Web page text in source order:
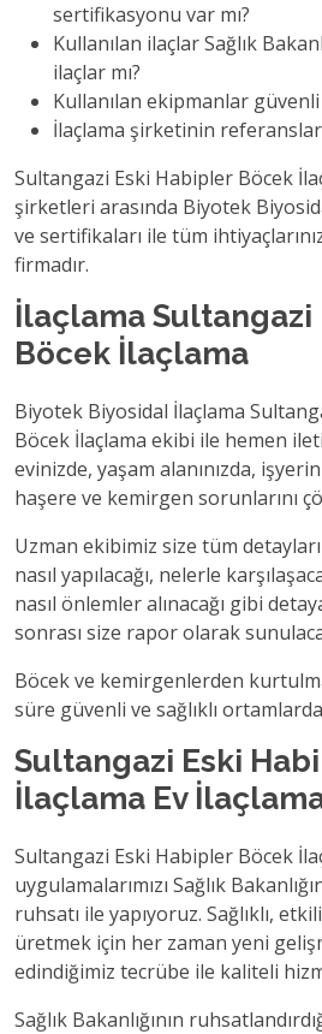
sertifikasyonu var mı?
Kullanılan ilaçlar Sağlık
ilaçlar mı?
Kullanılan ekipmanlar güvenli
İlaçlama şirketinin
Sultangazi Eski Habipler Böcek
şirketleri arasında Biyotek
ve sertifikaları ile tüm
firmadır.
İlaçlama
Böcek İlaçlama
Biyotek Biyosidal İlaçlama
Böcek İlaçlama ekibi ile hemen
evinizde, yaşam alanınızda,
haşere ve kemirgen sorunlarını
Uzman ekibimiz size tüm
nasıl yapılacağı, nelerle
nasıl önlemler alınacağı gibi
sonrası size rapor olarak
Böcek ve kemirgenlerden
süre güvenli ve sağlıklı
Sultangazi Eski
İlaçlama Ev
Sultangazi Eski Habipler Böcek
uygulamalarımızı Sağlık
ruhsatı ile yapıyoruz. Sağlıklı,
üretmek için her zaman yeni
edindiğimiz tecrübe ile kaliteli
Sağlık Bakanlığının